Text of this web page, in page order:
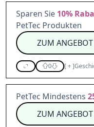
Sparen Sie 10%
PetTec Produkten
ZUM ANGEBOT
0 [+]
PetTec Mindestens
ZUM ANGEBOT